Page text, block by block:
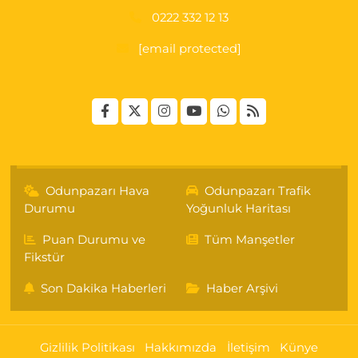
0222 332 12 13
[email protected]
Odunpazarı Hava
Durumu
Odunpazarı Trafik
Yoğunluk Haritası
Puan Durumu ve
Fikstür
Tüm Manşetler
Son Dakika Haberleri Haber Arşivi
Gizlilik Politikası Hakkımızda İletişim Künye